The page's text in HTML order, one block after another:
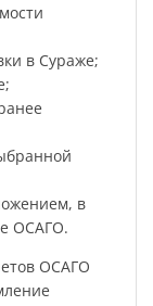
в Сураже;
в
ОСАГО.
ОСАГО